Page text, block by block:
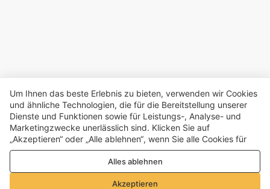
Um Ihnen das beste Erlebnis zu bieten, verwenden wir Cookies
und ähnliche Technologien, die für die Bereitstellung unserer
Dienste und Funktionen sowie für Leistungs-, Analyse- und
Marketingzwecke unerlässlich sind. Klicken Sie auf
„Akzeptieren“ oder „Alle ablehnen“, wenn Sie alle Cookies für
Leistungs-, Analyse- und Marketingzwecke zulassen oder
ablehnen möchten. Weitere Informationen finden Sie in unserer
Datenschutz- und Cookie-Richtlinie
Alles ablehnen
Akzeptieren